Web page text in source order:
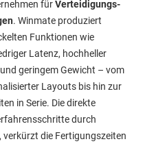
fürVerteidigungs-
. Winmate produziert
Funktionen wie
Latenz, hochheller
geringem Gewicht – vom
Layouts bis hin zur
in Serie. Die direkte
durch
verkürzt die Fertigungszeiten